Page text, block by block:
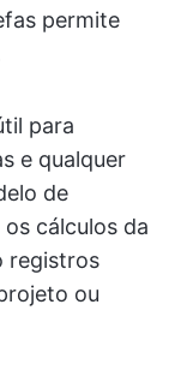
permite
para
e qualquer
de
cálculos da
registros
ou